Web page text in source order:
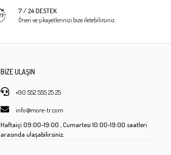
7 / 24 DESTEK
Öneri ve şikayetlerinizi bize iletebilirsiniz.
BİZE ULAŞIN
+90 552 555 25 25
info@more-tr.com
Haftaiçi 09:00-19:00 , Cumartesi10:00-19:00 saatleri
arasında ulaşabilirsiniz.